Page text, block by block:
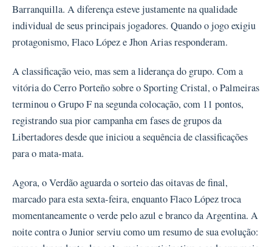
Barranquilla. A diferença esteve justamente na qualidade
individual de seus principais jogadores. Quando o jogo exigiu
protagonismo, Flaco López e Jhon Arias responderam.
A classificação veio, mas sem a liderança do grupo. Com a
vitória do Cerro Porteño sobre o Sporting Cristal, o Palmeiras
terminou o Grupo F na segunda colocação, com 11 pontos,
registrando sua pior campanha em fases de grupos da
Libertadores desde que iniciou a sequência de classificações
para o mata-mata.
Agora, o Verdão aguarda o sorteio das oitavas de final,
marcado para esta sexta-feira, enquanto Flaco López troca
momentaneamente o verde pelo azul e branco da Argentina. A
noite contra o Junior serviu como um resumo de sua evolução: